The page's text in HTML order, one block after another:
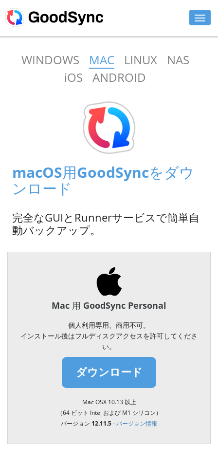
ログイン
WINDOWS MAC LINUX
NAS
iOS
ANDROID
macOS用GoodSyncをダウ
ンロード
完全なGUIとRunnerサービスで簡単自
動バックアップ。
Mac 用 GoodSync Personal
個人利用専用、商用不可。
インストール後はフルディスクアクセスを許可してくださ
い。
ダウンロード
Mac OSX 10.13 以上
（64 ビット Intel および M1 シリコン）
バージョン 12.11.5-バージョン情報